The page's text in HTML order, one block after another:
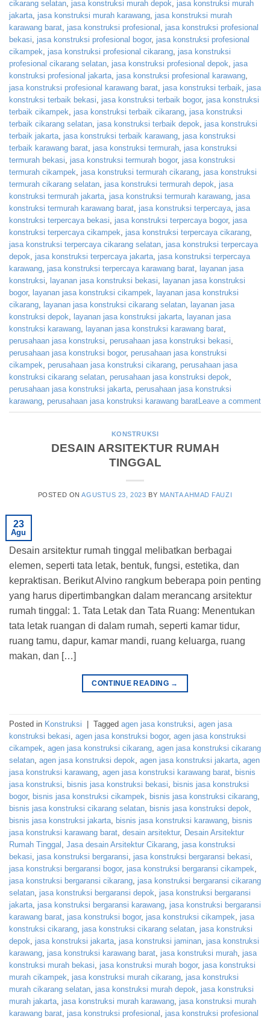
cikarang selatan jasa konstruksi murah depok
jasa konstruksi murah
jakarta jasa konstruksi murah karawang jasa konstruksi murah
karawang barat jasa konstruksi profesional
jasa konstruksi profesional
bekasi
jasa konstruksi profesional bogor, jasa konstruksi profesional
cikampek
jasa konstruksi profesional cikarang jasa konstruksi
profesional cikarang selatan jasa konstruksi profesional depok
jasa
konstruksi profesional jakarta jasa konstruksi profesional karawang
jasa konstruksi profesional karawang barat jasa konstruksi terbaik
jasa
konstruksi terbaik bekasi
jasa konstruksi terbaik bogor, jasa konstruksi
terbaik cikampek
jasa konstruksi terbaik cikarang jasa konstruksi
terbaik cikarang selatan jasa konstruksi terbaik depok
jasa konstruksi
terbaik jakarta jasa konstruksi terbaik karawang jasa konstruksi
terbaik karawang barat jasa konstruksi termurah jasa konstruksi
termurah bekasi
jasa konstruksi termurah bogor, jasa konstruksi
termurah cikampek
jasa konstruksi termurah cikarang jasa konstruksi
termurah cikarang selatan jasa konstruksi termurah depok
jasa
konstruksi termurah jakarta jasa konstruksi termurah karawang jasa
konstruksi termurah karawang barat jasa konstruksi terpercaya jasa
konstruksi terpercaya bekasi
jasa konstruksi terpercaya bogor, jasa
konstruksi terpercaya cikampek
jasa konstruksi terpercaya cikarang
jasa konstruksi terpercaya cikarang selatan jasa konstruksi terpercaya
depok
jasa konstruksi terpercaya jakarta jasa konstruksi terpercaya
karawang jasa konstruksi terpercaya karawang barat layanan jasa
konstruksi
layanan jasa konstruksi bekasi
layanan jasa konstruksi
bogor, layanan jasa konstruksi cikampek
layanan jasa konstruksi
cikarang layanan jasa konstruksi cikarang selatan layanan jasa
konstruksi depok
layanan jasa konstruksi jakarta layanan jasa
konstruksi karawang layanan jasa konstruksi karawang barat
perusahaan jasa konstruksi perusahaan jasa konstruksi bekasi
perusahaan jasa konstruksi bogor, perusahaan jasa konstruksi
cikampek perusahaan jasa konstruksi cikarang perusahaan jasa
konstruksi cikarang selatan perusahaan jasa konstruksi depok
perusahaan jasa konstruksi jakarta perusahaan jasa konstruksi
karawang perusahaan jasa konstruksi karawang baratLeave a comment
KONSTRUKSI
DESAIN ARSITEKTUR RUMAH
TINGGAL
POSTED ONAGUSTUS 23, 2023 BY MANTA AHMAD FAUZI
23
Agu
Desain arsitektur rumah tinggal melibatkan berbagai
elemen, seperti tata letak, bentuk, fungsi, estetika, dan
kepraktisan. Berikut Alvino rangkum beberapa poin penting
yang harus dipertimbangkan dalam merancang arsitektur
rumah tinggal: 1. Tata Letak dan Tata Ruang: Menentukan
tata letak ruangan di dalam rumah, seperti kamar tidur,
ruang tamu, dapur, kamar mandi, ruang keluarga, ruang
makan, dan […]
CONTINUE READING →
Posted in Konstruksi Tagged agen jasa konstruksi, agen jasa
konstruksi bekasi, agen jasa konstruksi bogor, agen jasa konstruksi
cikampek, agen jasa konstruksi cikarang, agen jasa konstruksi cikarang
selatan, agen jasa konstruksi depok, agen jasa konstruksi jakarta, agen
jasa konstruksi karawang, agen jasa konstruksi karawang barat, bisnis
jasa konstruksi, bisnis jasa konstruksi bekasi, bisnis jasa konstruksi
bogor, bisnis jasa konstruksi cikampek, bisnis jasa konstruksi cikarang,
bisnis jasa konstruksi cikarang selatan, bisnis jasa konstruksi depok,
bisnis jasa konstruksi jakarta, bisnis jasa konstruksi karawang, bisnis
jasa konstruksi karawang barat, desain arsitektur, Desain Arsitektur
Rumah Tinggal , Jasa desain Arsitektur Cikarang, jasa konstruksi
bekasi, jasa konstruksi bergaransi, jasa konstruksi bergaransi bekasi,
jasa konstruksi bergaransi bogor, jasa konstruksi bergaransi cikampek,
jasa konstruksi bergaransi cikarang, jasa konstruksi bergaransi cikarang
selatan, jasa konstruksi bergaransi depok, jasa konstruksi bergaransi
jakarta, jasa konstruksi bergaransi karawang, jasa konstruksi bergaransi
karawang barat, jasa konstruksi bogor, jasa konstruksi cikampek, jasa
konstruksi cikarang, jasa konstruksi cikarang selatan, jasa konstruksi
depok, jasa konstruksi jakarta, jasa konstruksi jaminan, jasa konstruksi
karawang, jasa konstruksi karawang barat, jasa konstruksi murah, jasa
konstruksi murah bekasi, jasa konstruksi murah bogor, jasa konstruksi
murah cikampek, jasa konstruksi murah cikarang, jasa konstruksi
murah cikarang selatan, jasa konstruksi murah depok, jasa konstruksi
murah jakarta, jasa konstruksi murah karawang, jasa konstruksi murah
karawang barat, jasa konstruksi profesional , jasa konstruksi profesional